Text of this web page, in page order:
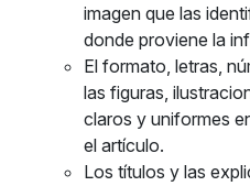
imagen que las
donde proviene la
El formato, letras,
las figuras,
claros y uniformes
el artículo.
Los títulos y las